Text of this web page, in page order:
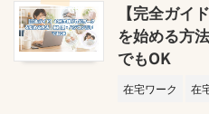
【完全ガイ
を始める方
でもOK
在宅ワーク 在